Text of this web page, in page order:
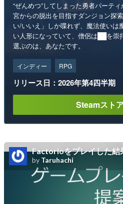
“ぜんめつ”してしまった勇者パーテ
宮からの脱出を目指すダンジョン探
い/いいえ」しか喋れず、魔法使いは
い人形になっていて、僧侶は██を崇
選ぶのは、あなたです。
インディー RPG
リリース日：2026年第4四半期
Steamスト